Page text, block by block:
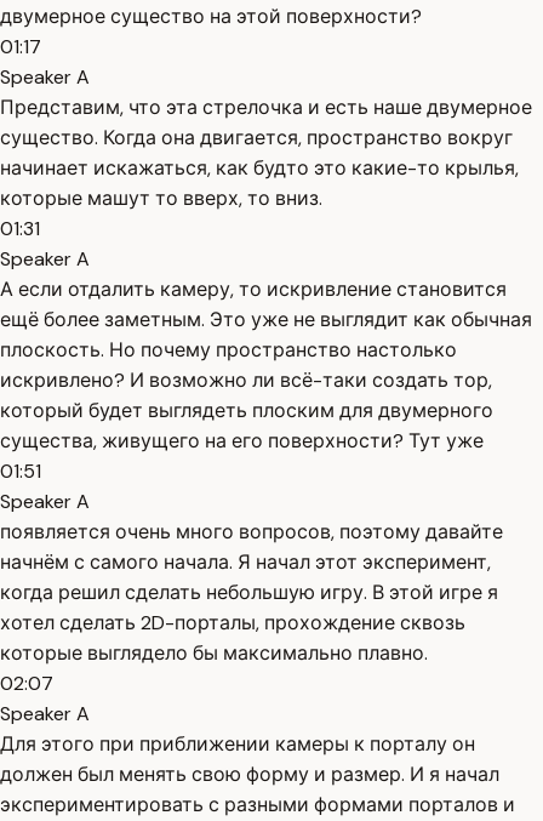
двумерное существо на этой поверхности?
01:17
Speaker A
Представим, что эта стрелочка и есть наше двумерное
существо. Когда она двигается, пространство вокруг
начинает искажаться, как будто это какие-то крылья,
которые машут то вверх, то вниз.
01:31
Speaker A
А если отдалить камеру, то искривление становится
ещё более заметным. Это уже не выглядит как обычная
плоскость. Но почему пространство настолько
искривлено? И возможно ли всё-таки создать тор,
который будет выглядеть плоским для двумерного
существа, живущего на его поверхности? Тут уже
01:51
Speaker A
появляется очень много вопросов, поэтому давайте
начнём с самого начала. Я начал этот эксперимент,
когда решил сделать небольшую игру. В этой игре я
хотел сделать 2D-порталы, прохождение сквозь
которые выглядело бы максимально плавно.
02:07
Speaker A
Для этого при приближении камеры к порталу он
должен был менять свою форму и размер. И я начал
экспериментировать с разными формами порталов и